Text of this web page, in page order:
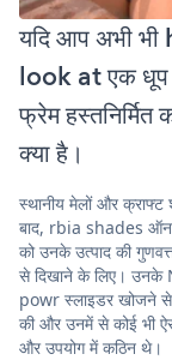
यदि आप अभी
look at एक धूप
फ्रेम
क्या है।
स्थानीय मेलों और
बाद, rbia shades
को उनके उत्पाद की
से दिखाने के लिए। उनके
powr स्लाइडर खोजने
की और उनमें से कोई भी
और उपयोग में कठिन थे।